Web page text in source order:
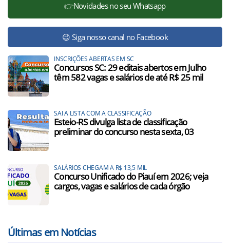
👉Novidades no seu Whatsapp
😉 Siga nosso canal no Facebook
INSCRIÇÕES ABERTAS EM SC
Concursos SC: 29 editais abertos em Julho
têm 582 vagas e salários de até R$ 25 mil
SAI A LISTA COM A CLASSIFICAÇÃO
Esteio-RS divulga lista de classificação
preliminar do concurso nesta sexta, 03
SALÁRIOS CHEGAM A R$ 13,5 MIL
Concurso Unificado do Piauí em 2026; veja
cargos, vagas e salários de cada órgão
Últimas em Notícias